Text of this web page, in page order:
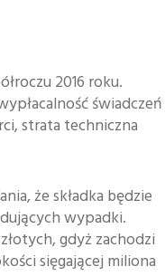
2016 roku.
świadczeń
strata techniczna
że składka będzie
wypadki.
gdyż zachodzi
sięgającej miliona